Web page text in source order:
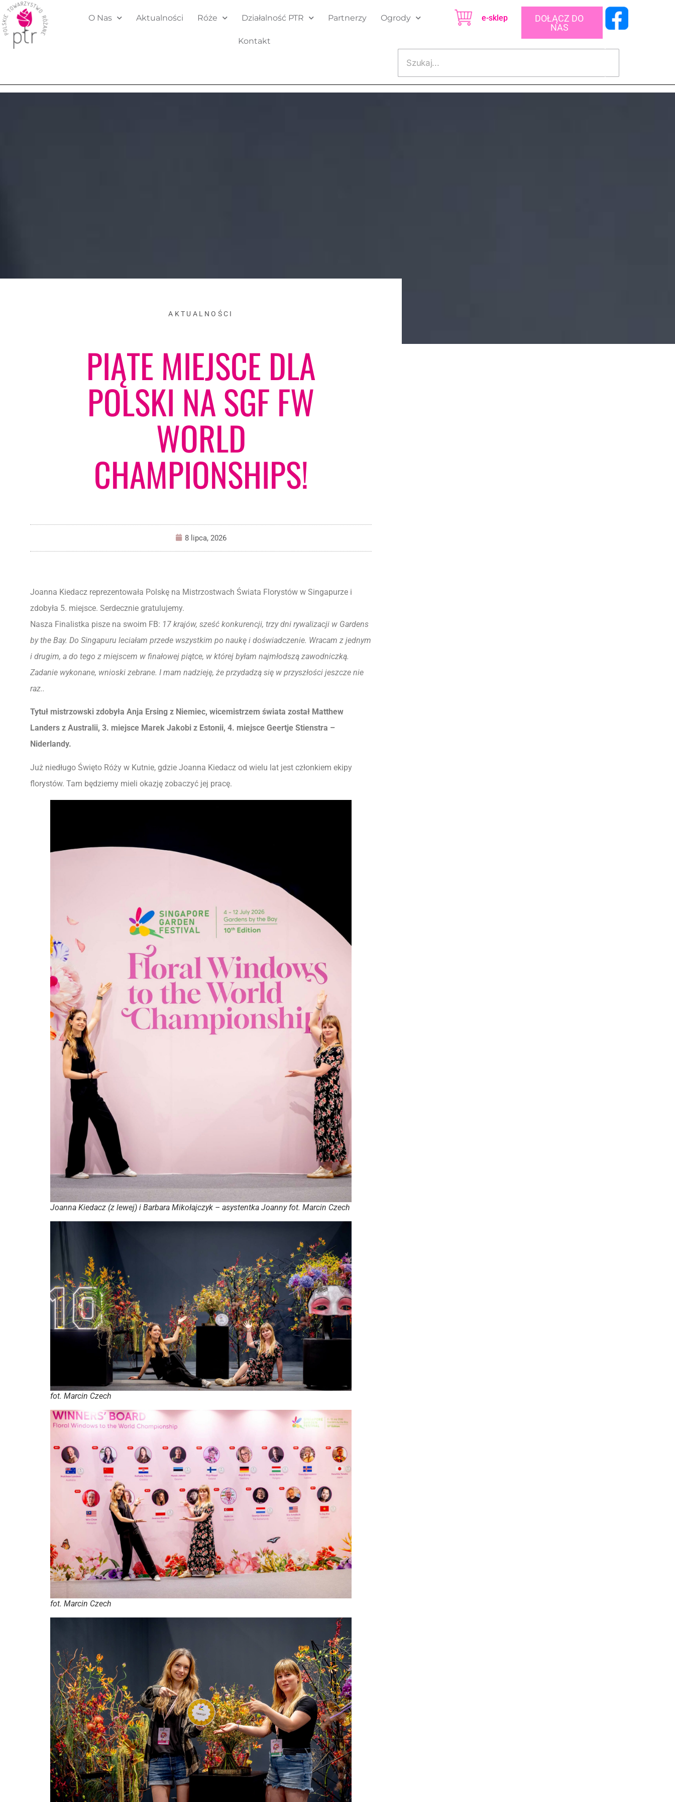
O Nas Aktualności Róże Działalność PTR Partnerzy Ogrody
Kontakt
e-sklep
DOŁĄCZ DO
NAS
AKTUALNOŚCI
PIĄTE MIEJSCE DLA
POLSKI NA SGF FW
WORLD
CHAMPIONSHIPS!
8 lipca, 2026
Joanna Kiedacz reprezentowała Polskę na Mistrzostwach Świata Florystów w Singapurze i
zdobyła 5. miejsce. Serdecznie gratulujemy.
Nasza Finalistka pisze na swoim FB: 17 krajów, sześć konkurencji, trzy dni rywalizacji w Gardens
by the Bay. Do Singapuru leciałam przede wszystkim po naukę i doświadczenie. Wracam z jednym
i drugim, a do tego z miejscem w finałowej piątce, w której byłam najmłodszą zawodniczką.
Zadanie wykonane, wnioski zebrane. I mam nadzieję, że przydadzą się w przyszłości jeszcze nie
raz..
Tytuł mistrzowski zdobyła Anja Ersing z Niemiec, wicemistrzem świata został Matthew
Landers z Australii, 3. miejsce Marek Jakobi z Estonii, 4. miejsce Geertje Stienstra –
Niderlandy.
Już niedługo Święto Róży w Kutnie, gdzie Joanna Kiedacz od wielu lat jest członkiem ekipy
florystów. Tam będziemy mieli okazję zobaczyć jej pracę.
Joanna Kiedacz (z lewej) i Barbara Mikołajczyk – asystentka Joanny fot. Marcin Czech
fot. Marcin Czech
fot. Marcin Czech